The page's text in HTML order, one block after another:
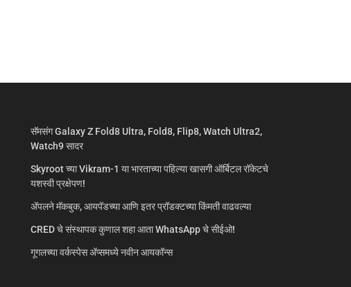
सॅमसंग Galaxy Z Fold8 Ultra, Fold8, Flip8, Watch Ultra2,
Watch9 सादर
Skyroot च्या Vikram-1 या भारताच्या पहिल्या खासगी ऑर्बिटल रॉकेटचे
यशस्वी प्रक्षेपण!
ॲपलने मॅकबुक, आयपॅडच्या आणि इतर प्रॉडक्टच्या किंमती वाढवल्या
CRED चे संस्थापक कुणाल शहा आता WhatsApp चे सीईओ!
गूगलच्या वर्कस्पेस अ‍ॅप्समध्ये नवीन आयकॉन्स